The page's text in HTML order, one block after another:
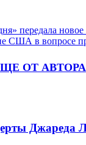
передала
США в вопросе
ОТ АВТОРА
Джареда